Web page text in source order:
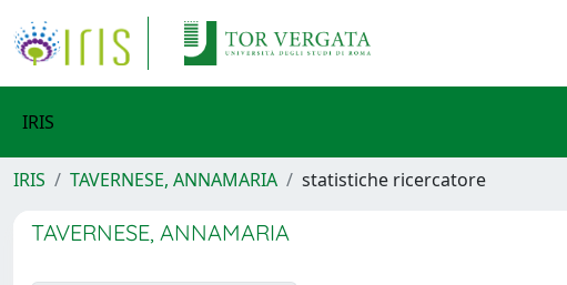
IRIS
IRIS TAVERNESE, ANNAMARIA statistiche ricercatore
TAVERNESE, ANNAMARIA